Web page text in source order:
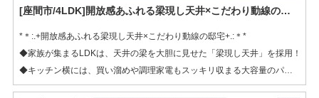
[座間市/4LDK]開放感あふれる梁現し天井×こだわり動線の邸宅
*＊:.+開放感あふれる梁現し天井×こだわり動線の邸宅+.:＊*
◆家族が集まるLDKは、天井の梁を大胆に見せた「梁現し天井」を採用！
◆キッチン横には、買い溜めや調理家電もスッキリ収まる大容量のパント
リーを配置！